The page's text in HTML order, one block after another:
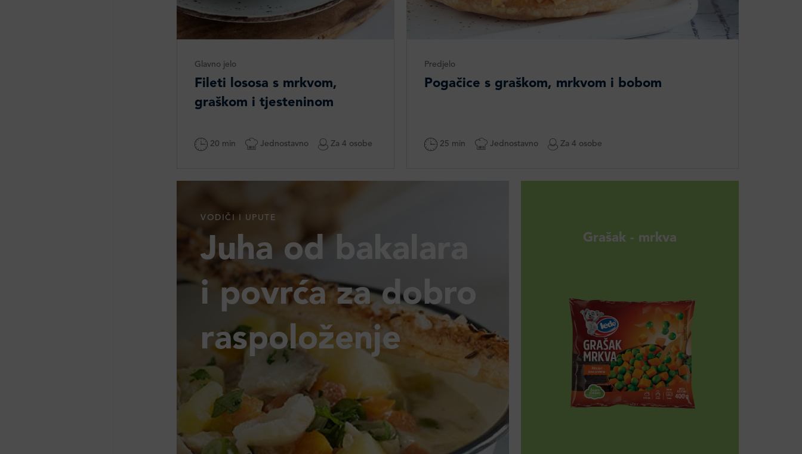
Glavno jelo
Fileti lososa s mrkvom,
graškom i tjesteninom
20 min Jednostavno Za 4 osobe
Predjelo
Pogačice s graškom, mrkvom i bobom
25 min Jednostavno Za 4 osobe
VODIČI I UPUTE
Juha od bakalara
i povrća za dobro
raspoloženje
Grašak - mrkva